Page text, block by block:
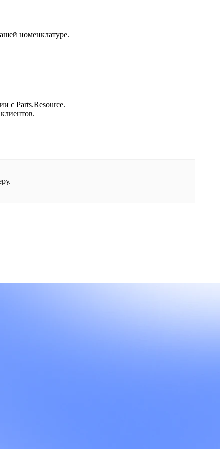
номенклатуре.
с Parts.Resource.